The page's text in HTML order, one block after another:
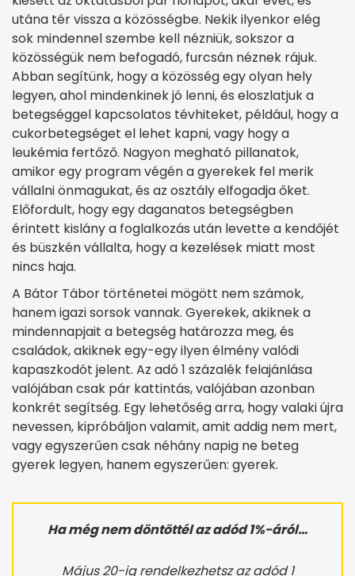
utána tér vissza a közösségbe. Nekik ilyenkor elég
sok mindennel szembe kell nézniük, sokszor a
közösségük nem befogadó, furcsán néznek rájuk.
Abban segítünk, hogy a közösség egy olyan hely
legyen, ahol mindenkinek jó lenni, és eloszlatjuk a
betegséggel kapcsolatos tévhiteket, például, hogy a
cukorbetegséget el lehet kapni, vagy hogy a
leukémia fertőző. Nagyon megható pillanatok,
amikor egy program végén a gyerekek fel merik
vállalni önmagukat, és az osztály elfogadja őket.
Előfordult, hogy egy daganatos betegségben
érintett kislány a foglalkozás után levette a kendőjét
és büszkén vállalta, hogy a kezelések miatt most
nincs haja.
A Bátor Tábor történetei mögött nem számok,
hanem igazi sorsok vannak. Gyerekek, akiknek a
mindennapjait a betegség határozza meg, és
családok, akiknek egy-egy ilyen élmény valódi
kapaszkodót jelent. Az adó 1 százalék felajánlása
valójában csak pár kattintás, valójában azonban
konkrét segítség. Egy lehetőség arra, hogy valaki újra
nevessen, kipróbáljon valamit, amit addig nem mert,
vagy egyszerűen csak néhány napig ne beteg
gyerek legyen, hanem egyszerűen: gyerek.
Ha még nem döntöttél az adód 1%-áról…
Május 20-ig rendelkezhetsz az adód 1